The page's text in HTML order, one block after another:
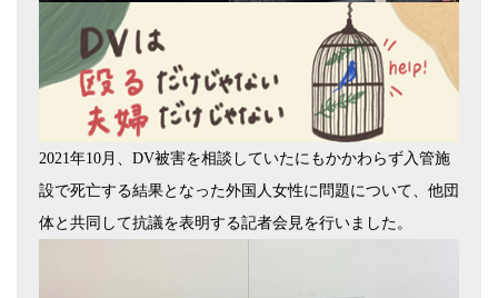
2021年10月、 DV被害を相談していたにもかかわらず入管施
設で死亡する結果となった外国人女性に問題について、他団
体と共同して抗議を表明する記者会見を行いました。